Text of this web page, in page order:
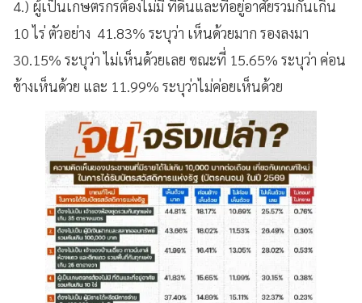
4.) ผู้เป็นเกษตรกรต้องไม่มี ที่ดินและที่อยู่อาศัยรวมกันเกิน
10 ไร่ ตัวอย่าง 41.83% ระบุว่า เห็นด้วยมาก รองลงมา
30.15% ระบุว่า ไม่เห็นด้วยเลย ขณะที่ 15.65% ระบุว่า ค่อน
ข้างเห็นด้วย และ 11.99% ระบุว่าไม่ค่อยเห็นด้วย